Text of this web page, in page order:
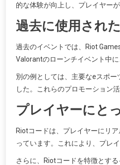
的な体験が向上し、プレイヤー
過去に使用され
過去のイベントでは、Riot
Valorantのローンチイベント中
別の例としては、主要なeスポ
した。これらのプロモーション
プレイヤーにと
Riotコードは、プレイヤーにリ
っています。これにより、プレ
さらに、Riotコードを特徴とす